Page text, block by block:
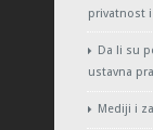
privatnost
Da li su
ustavna
Mediji i